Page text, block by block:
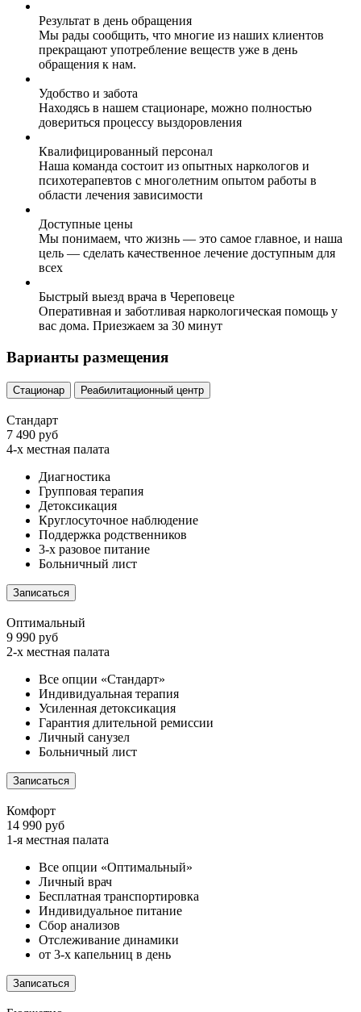
Результат в день обращения
Мы рады сообщить, что многие из наших клиентов
прекращают употребление веществ уже в день
обращения к нам.
Удобство и забота
Находясь в нашем стационаре, можно полностью
довериться процессу выздоровления
Квалифицированный персонал
Наша команда состоит из опытных наркологов и
психотерапевтов с многолетним опытом работы в
области лечения зависимости
Доступные цены
Мы понимаем, что жизнь — это самое главное, и наша
цель — сделать качественное лечение доступным для
всех
Быстрый выезд врача в Череповеце
Оперативная и заботливая наркологическая помощь у
вас дома. Приезжаем за 30 минут
Варианты размещения
Стационар Реабилитационный центр
Стандарт
7 490 руб
4-х местная палата
Диагностика
Групповая терапия
Детоксикация
Круглосуточное наблюдение
Поддержка родственников
3-х разовое питание
Больничный лист
Записаться
Оптимальный
9 990 руб
2-х местная палата
Все опции «Стандарт»
Индивидуальная терапия
Усиленная детоксикация
Гарантия длительной ремиссии
Личный санузел
Больничный лист
Записаться
Комфорт
14 990 руб
1-я местная палата
Все опции «Оптимальный»
Личный врач
Бесплатная транспортировка
Индивидуальное питание
Сбор анализов
Отслеживание динамики
от 3-х капельниц в день
Записаться